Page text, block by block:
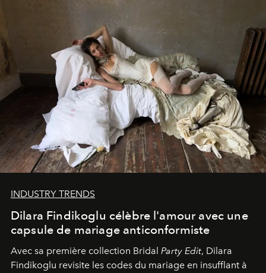
INDUSTRY TRENDS
Dilara Findikoglu célèbre l'amour avec une
capsule de mariage anticonformiste
Avec sa première collection Bridal Party Edit, Dilara
Findikoglu revisite les codes du mariage en insufflant à